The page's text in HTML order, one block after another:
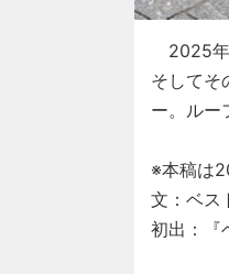
2025年
そしてそ
ー。ルー
※本稿は
文：ベス
初出：『